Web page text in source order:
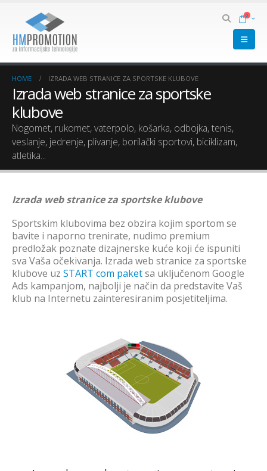
0
HOME IZRADA WEB STRANICE ZA SPORTSKE KLUBOVE
Izrada web stranice za sportske
klubove
Nogomet, rukomet, vaterpolo, košarka, odbojka, tenis,
veslanje, jedrenje, plivanje, borilački sportovi, biciklizam,
atletika...
Izrada web stranice za sportske klubove
Sportskim klubovima bez obzira kojim sportom se
bavite i naporno trenirate, nudimo premium
predložak poznate dizajnerske kuće koji će ispuniti
sva Vaša očekivanja. Izrada web stranice za sportske
klubove uz START com paketsa uključenom Google
Ads kampanjom, najbolji je način da predstavite Vaš
klub na Internetu zainteresiranim posjetiteljima.